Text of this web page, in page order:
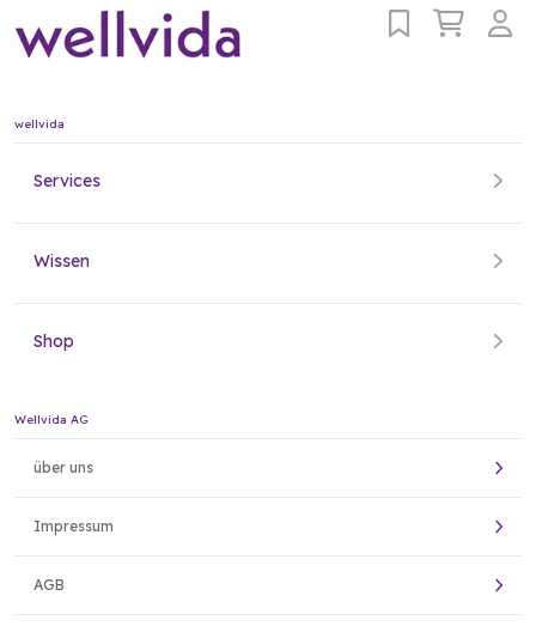
wellvida
Services
Wissen
Shop
Wellvida AG
über uns
Impressum
AGB